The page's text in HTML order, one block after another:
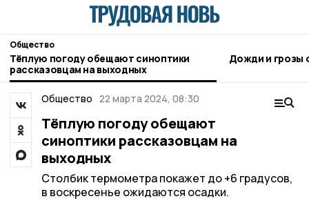
Общество
Тёплую погоду обещают синоптики
рассказовцам на выходных
Общество 22 марта 2024, 08:30
Тёплую погоду обещают
синоптики рассказовцам на
выходных
Столбик термометра покажет до +6 градусов,
в воскресенье ожидаются осадки.